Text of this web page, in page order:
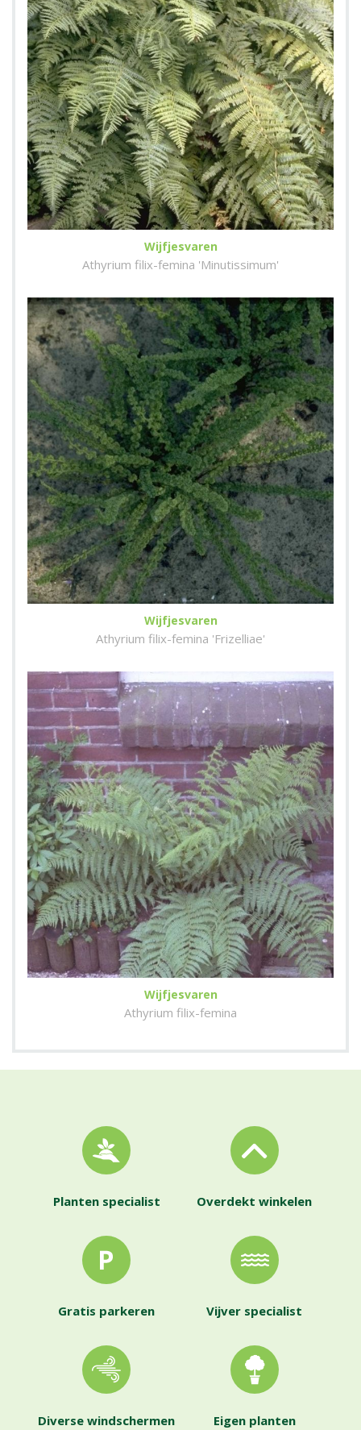
Wijfjesvaren
Athyrium filix-femina 'Minutissimum'
Wijfjesvaren
Athyrium filix-femina 'Frizelliae'
Wijfjesvaren
Athyrium filix-femina
Planten specialist Overdekt winkelen
Gratis parkeren Vijver specialist
Diverse windschermen Eigen planten